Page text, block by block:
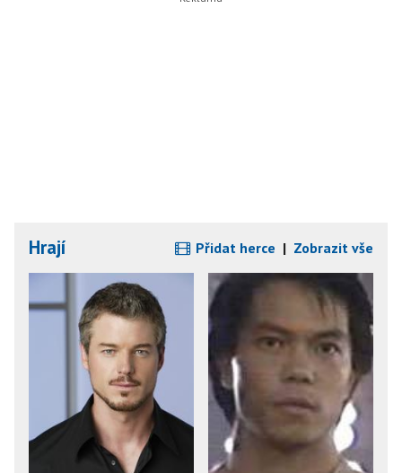
Hrají Přidat herce | Zobrazit vše